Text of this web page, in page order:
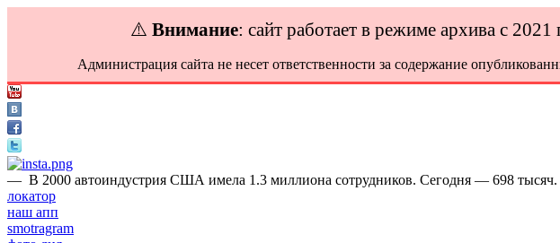
⚠️ Внимание: сайт работает в режиме архива с
Администрация сайта не несет ответственности за содержание
— В 2000 автоиндустрия США имела 1.3 миллиона сотрудников. Сегодня — 698 тысяч.
локатор
наш апп
smotragram